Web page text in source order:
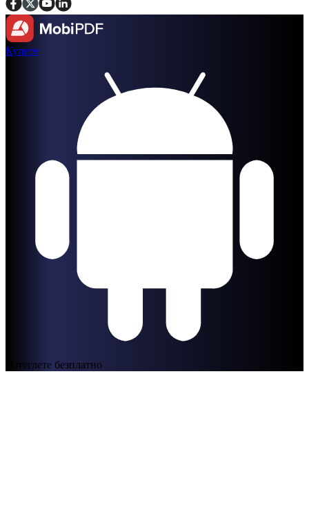
Купете
Изтеглете безплатно